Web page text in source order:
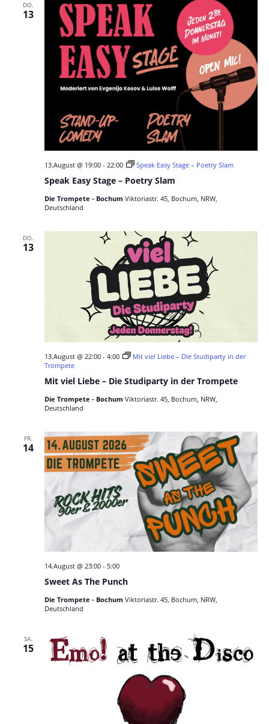
DO.
13
Speak Easy Stage – Poetry Slam
13.August @ 19:00- 22:00 Speak Easy Stage – Poetry Slam
Die Trompete - Bochum Viktoriastr. 45, Bochum, NRW,
Deutschland
DO.
13
Mit viel Liebe – Die Studiparty in der Trompete
13.August @ 22:00- 4:00
Mit viel Liebe – Die Studiparty in der
Trompete
Die Trompete - Bochum Viktoriastr. 45, Bochum, NRW,
Deutschland
FR.
14
Sweet As The Punch
14.August @ 23:00- 5:00
Die Trompete - Bochum Viktoriastr. 45, Bochum, NRW,
Deutschland
SA.
15